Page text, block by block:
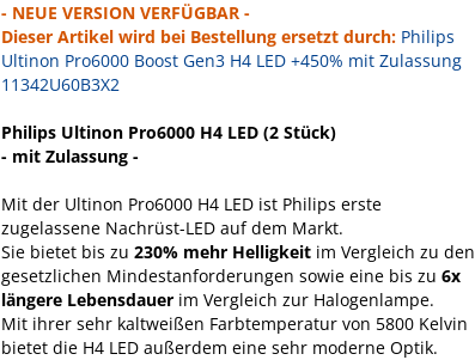
- NEUE VERSION VERFÜGBAR -
Dieser Artikel wird bei Bestellung ersetzt durch: Philips
Ultinon Pro6000 Boost Gen3 H4 LED +450% mit Zulassung
11342U60B3X2
Philips Ultinon Pro6000 H4 LED (2 Stück)
- mit Zulassung -
Mit der Ultinon Pro6000 H4 LED ist Philips erste
zugelassene Nachrüst-LED auf dem Markt.
Sie bietet bis zu230% mehr Helligkeit im Vergleich zu den
gesetzlichen Mindestanforderungen sowie eine bis zu6x
längere Lebensdauer im Vergleich zur Halogenlampe.
Mit ihrer sehr kaltweißen Farbtemperatur von 5800 Kelvin
bietet die H4 LED außerdem eine sehr moderne Optik.